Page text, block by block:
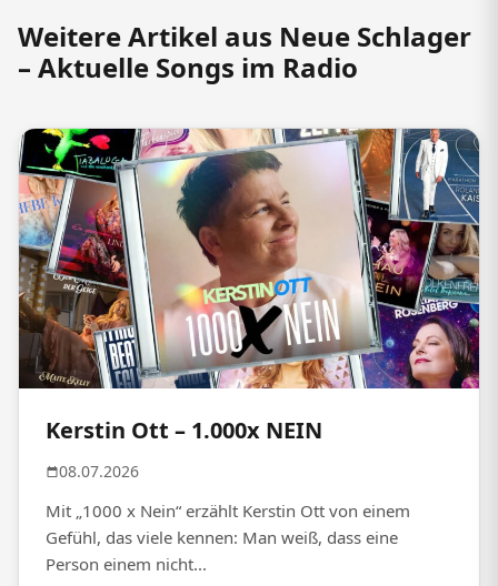
Weitere Artikel aus Neue Schlager
– Aktuelle Songs im Radio
Kerstin Ott – 1.000x NEIN
08.07.2026
Mit „1000 x Nein“ erzählt Kerstin Ott von einem
Gefühl, das viele kennen: Man weiß, dass eine
Person einem nicht...